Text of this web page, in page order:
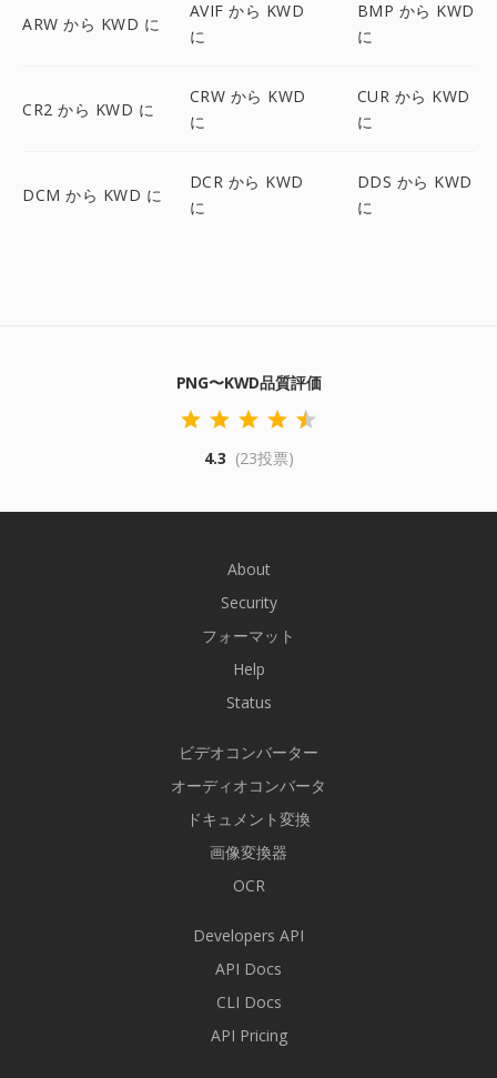
ARW から KWD に
AVIF から KWD
に
BMP から KWD
に
CR2 から KWD に
CRW から KWD
に
CUR から KWD
に
DCM から KWD に
DCR から KWD
に
DDS から KWD
に
PNG〜KWD品質評価
4.3 (23投票)
About
Security
フォーマット
Help
Status
ビデオコンバーター
オーディオコンバータ
ドキュメント変換
画像変換器
OCR
Developers API
API Docs
CLI Docs
API Pricing